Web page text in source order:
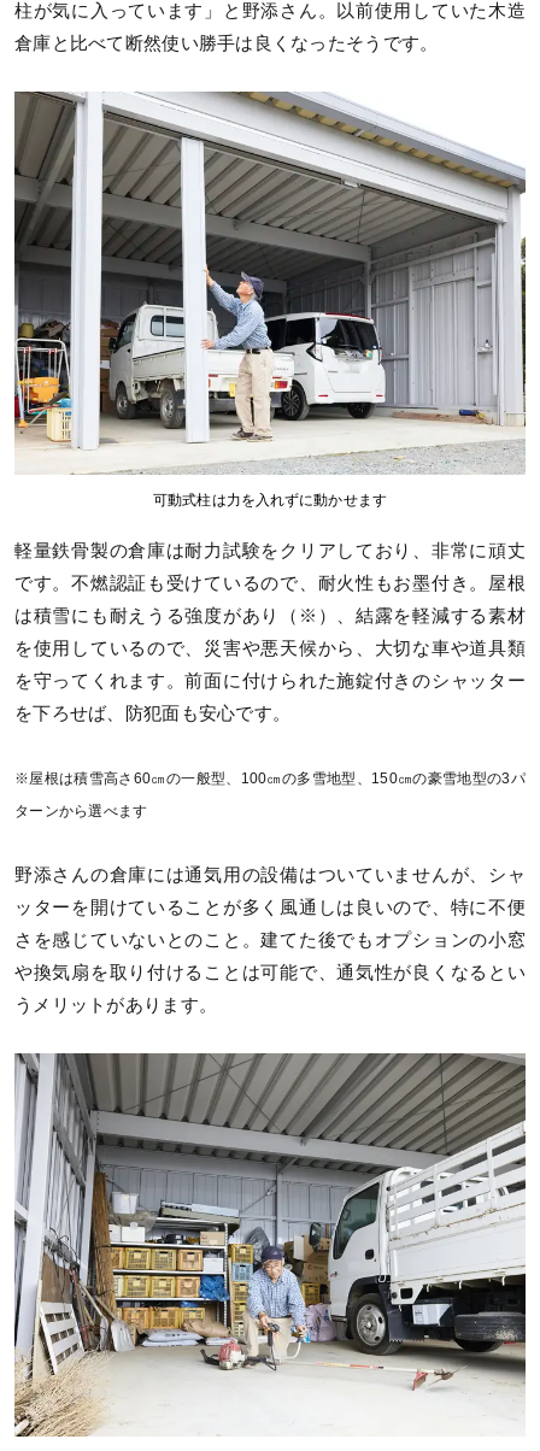
柱が気に入っています」と野添さん。以前使用していた木造
倉庫と比べて断然使い勝手は良くなったそうです。
可動式柱は力を入れずに動かせます
軽量鉄骨製の倉庫は耐力試験をクリアしており、非常に頑丈
です。不燃認証も受けているので、耐火性もお墨付き。屋根
は積雪にも耐えうる強度があり（※）、結露を軽減する素材
を使用しているので、災害や悪天候から、大切な車や道具類
を守ってくれます。前面に付けられた施錠付きのシャッター
を下ろせば、防犯面も安心です。
※屋根は積雪高さ60㎝の一般型、100㎝の多雪地型、150㎝の豪雪地型の3パ
ターンから選べます
野添さんの倉庫には通気用の設備はついていませんが、シャ
ッターを開けていることが多く風通しは良いので、特に不便
さを感じていないとのこと。建てた後でもオプションの小窓
や換気扇を取り付けることは可能で、通気性が良くなるとい
うメリットがあります。